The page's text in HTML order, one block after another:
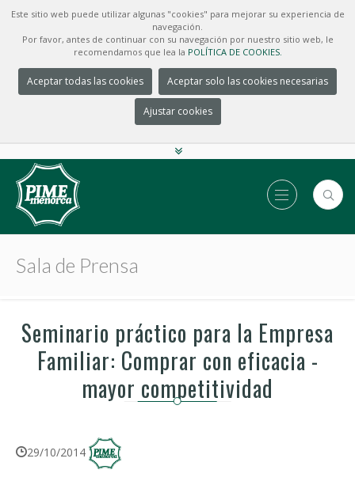
Este sitio web puede utilizar algunas "cookies" para mejorar su experiencia de
navegación.
Por favor, antes de continuar con su navegación por nuestro sitio web, le
recomendamos que lea la POLÍTICA DE COOKIES.
Aceptar todas las cookies Aceptar solo las cookies necesarias
Ajustar cookies
Sala de Prensa
Seminario práctico para la Empresa
Familiar: Comprar con eficacia -
mayor competitividad
29/10/2014